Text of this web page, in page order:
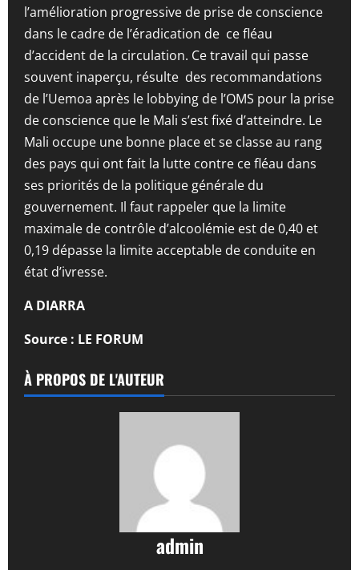
l’amélioration progressive de prise de conscience
dans le cadre de l’éradication de ce fléau
d’accident de la circulation. Ce travail qui passe
souvent inaperçu, résulte des recommandations
de l’Uemoa après le lobbying de l’OMS pour la prise
de conscience que le Mali s’est fixé d’atteindre. Le
Mali occupe une bonne place et se classe au rang
des pays qui ont fait la lutte contre ce fléau dans
ses priorités de la politique générale du
gouvernement. Il faut rappeler que la limite
maximale de contrôle d’alcoolémie est de 0,40 et
0,19 dépasse la limite acceptable de conduite en
état d’ivresse.
A DIARRA
Source : LE FORUM
À PROPOS DE L'AUTEUR
admin